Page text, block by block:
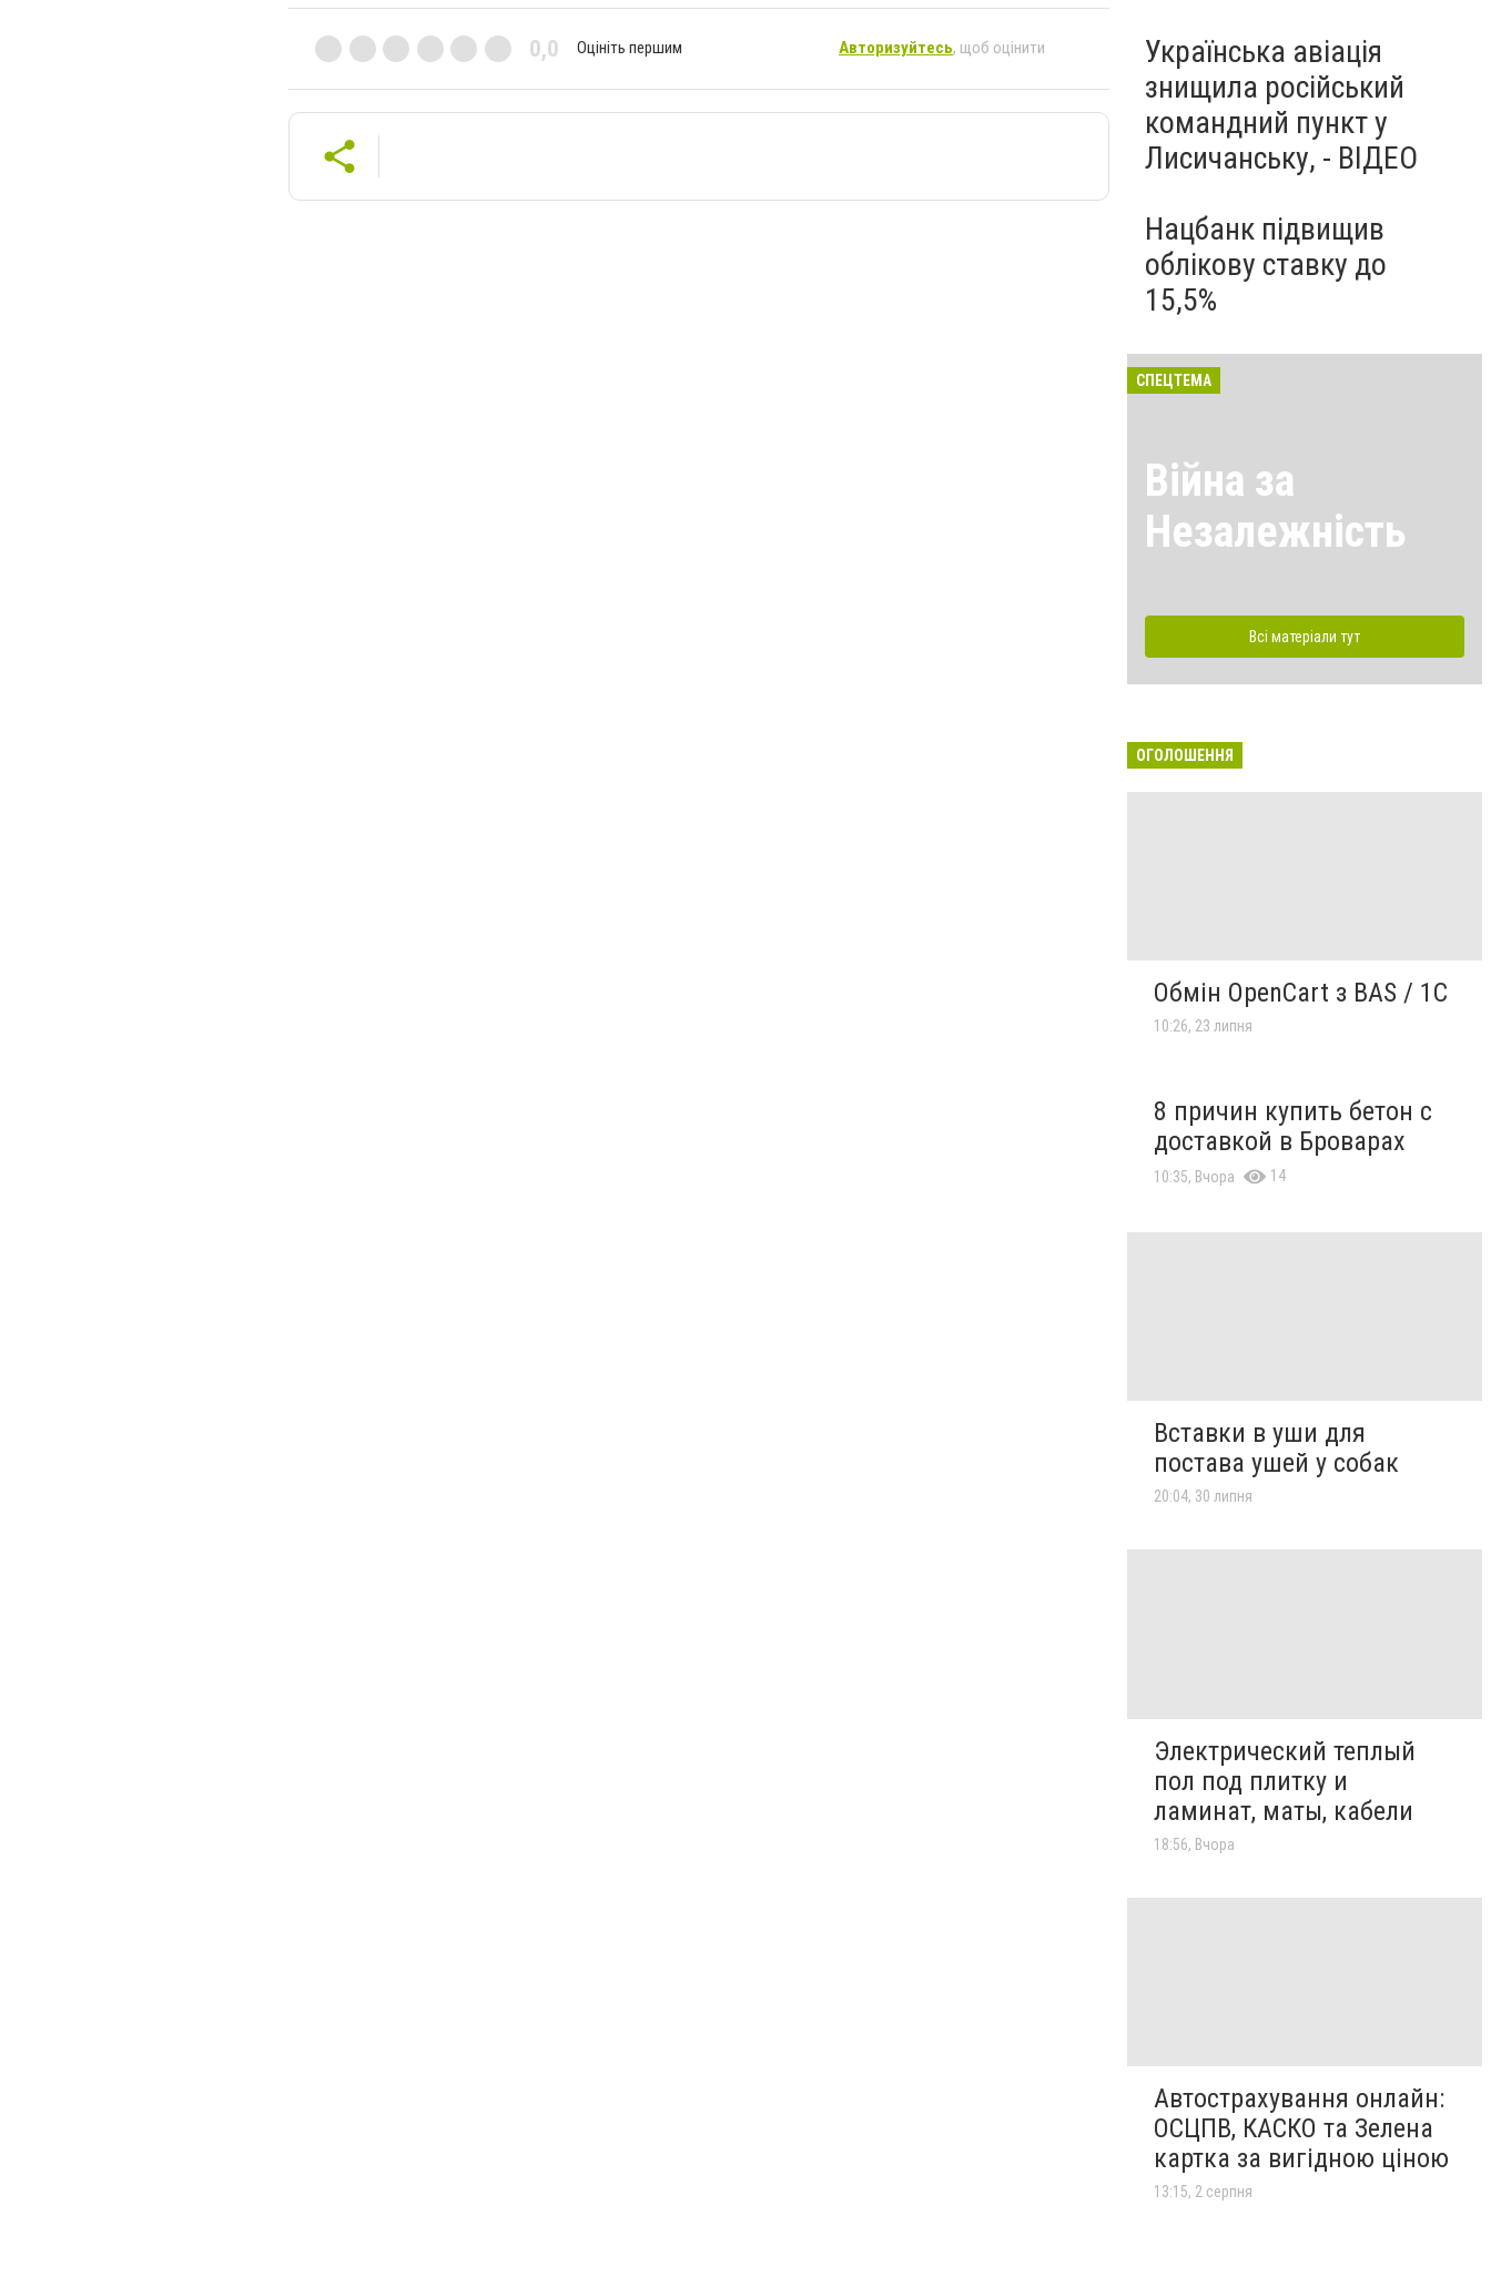
0,0 Оцініть першим Авторизуйтесь, щоб оцінити
Українська авіація
знищила російський
командний пункт у
Лисичанську, - ВІДЕО
Нацбанк підвищив
облікову ставку до
15,5%
СПЕЦТЕМА
Війна за
Незалежність
Всі матеріали тут
ОГОЛОШЕННЯ
Обмін OpenCart з BAS / 1C
10:26, 23 липня
8 причин купить бетон с
доставкой в Броварах
10:35, Вчора 14
Вставки в уши для
постава ушей у собак
20:04, 30 липня
Электрический теплый
пол под плитку и
ламинат, маты, кабели
18:56, Вчора
Автострахування онлайн:
ОСЦПВ, КАСКО та Зелена
картка за вигідною ціною
13:15, 2 серпня